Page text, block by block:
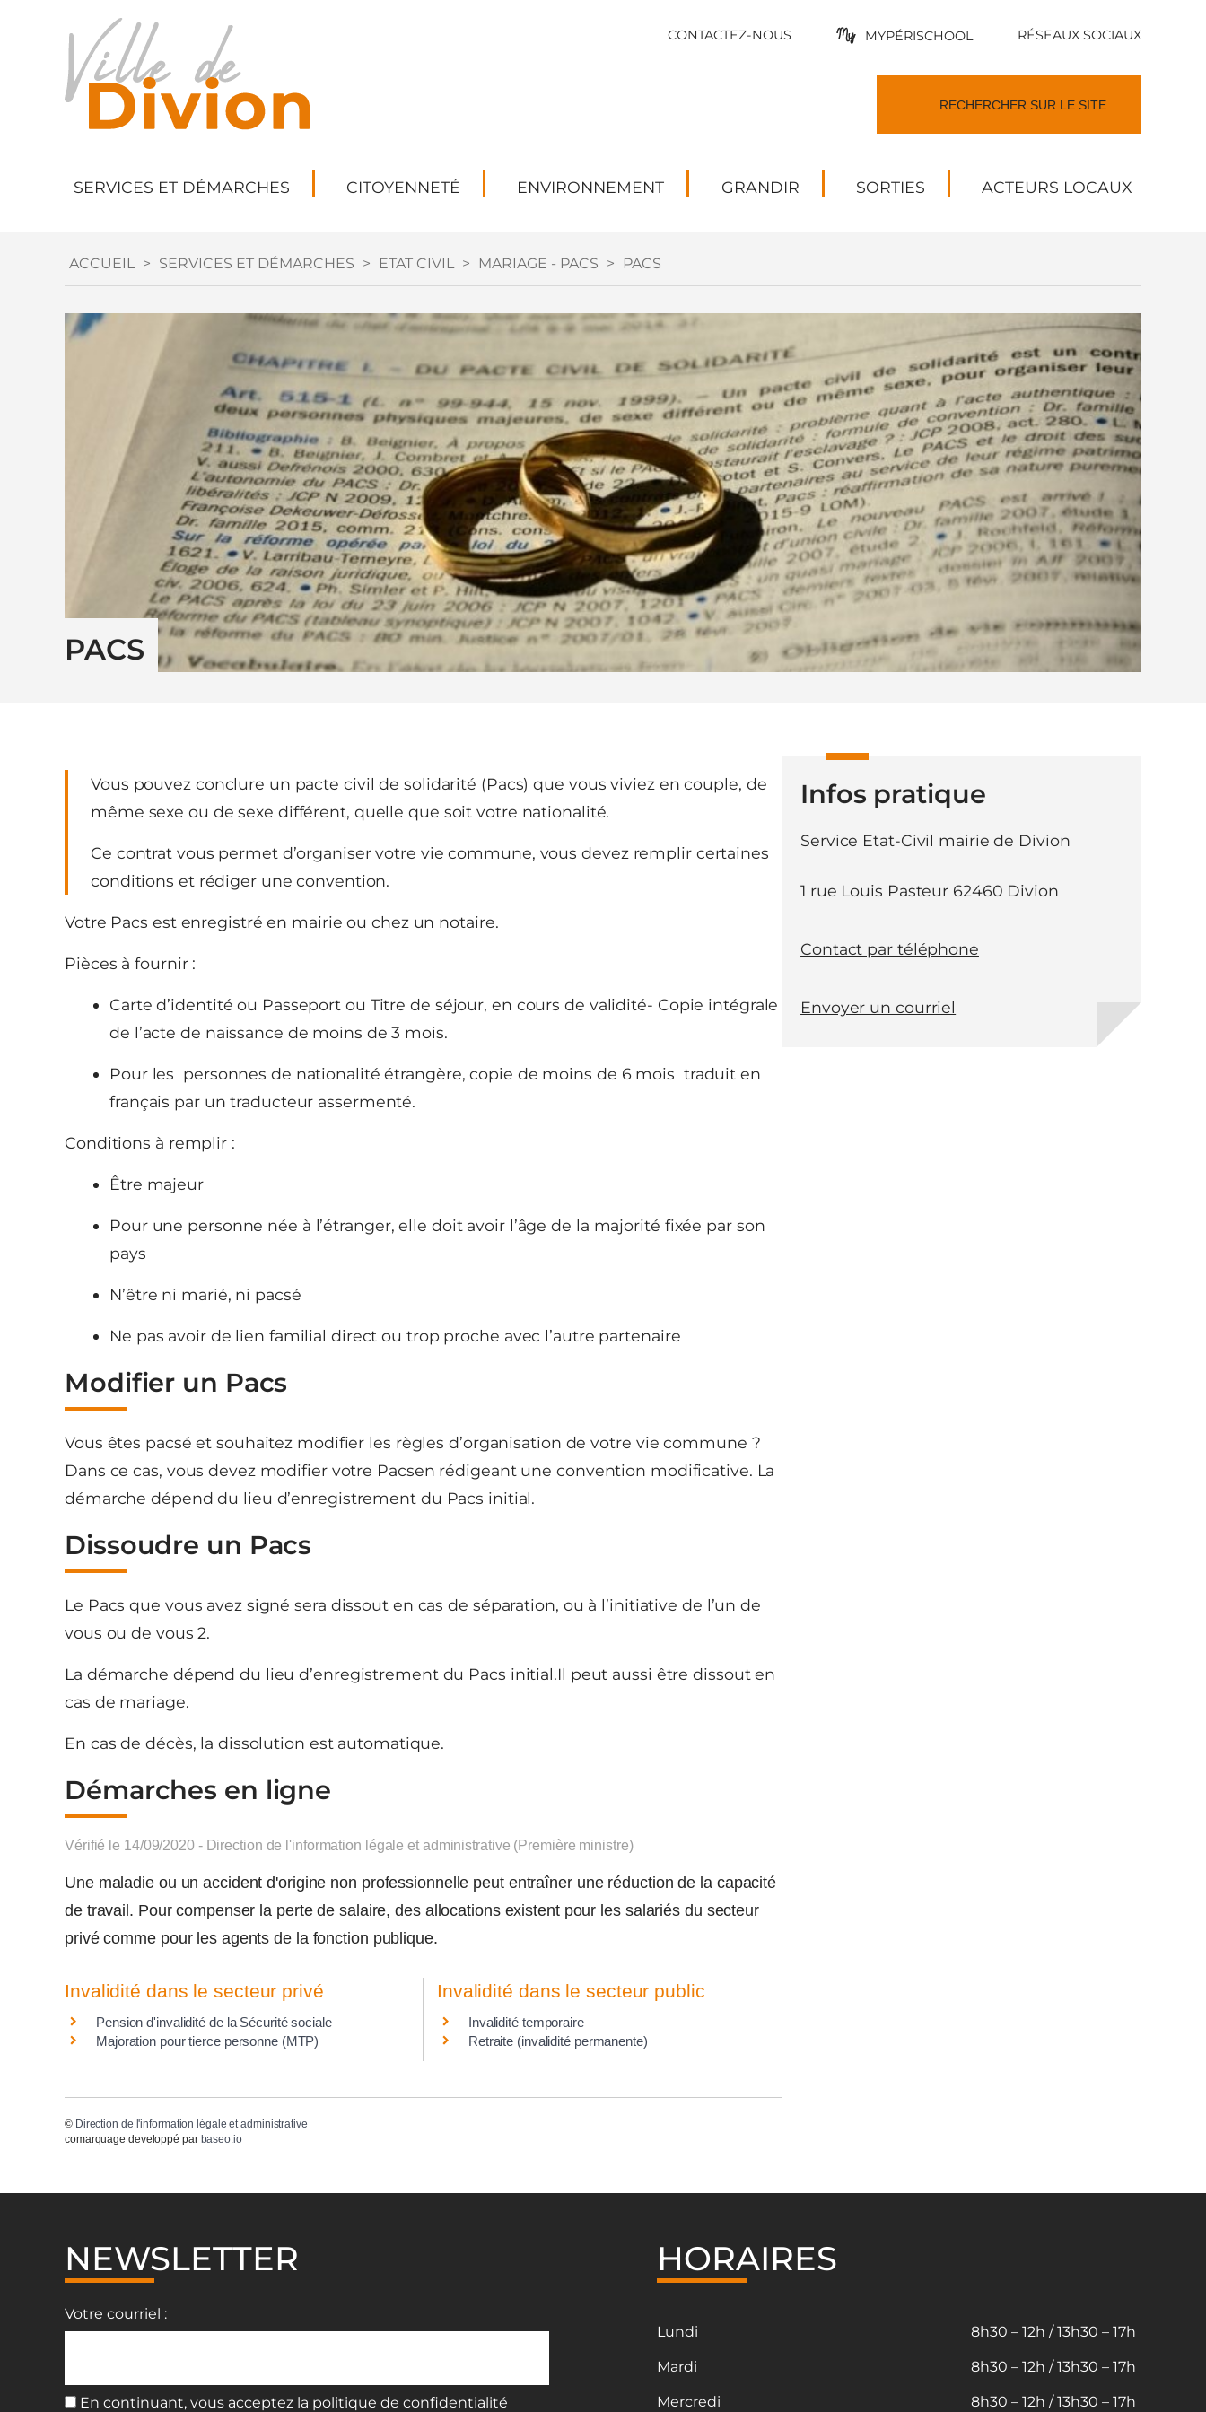
CONTACTEZ-NOUS MYPÉRISCHOOL RÉSEAUX SOCIAUX
SERVICES ET DÉMARCHES CITOYENNETÉ ENVIRONNEMENT GRANDIR SORTIES ACTEURS LOCAUX
ACCUEIL > SERVICES ET DÉMARCHES > ETAT CIVIL > MARIAGE - PACS > PACS
PACS
Vous pouvez conclure un pacte civil de solidarité (Pacs) que vous viviez en couple, de
même sexe ou de sexe différent, quelle que soit votre nationalité.
Ce contrat vous permet d’organiser votre vie commune, vous devez remplir certaines
conditions et rédiger une convention.
Votre Pacs est enregistré en mairie ou chez un notaire.
Pièces à fournir :
Carte d’identité ou Passeport ou Titre de séjour, en cours de validité- Copie intégrale
de l’acte de naissance de moins de 3 mois.
Pour les personnes de nationalité étrangère, copie de moins de 6 mois traduit en
français par un traducteur assermenté.
Conditions à remplir :
Être majeur
Pour une personne née à l’étranger, elle doit avoir l’âge de la majorité fixée par son
pays
N’être ni marié, ni pacsé
Ne pas avoir de lien familial direct ou trop proche avec l’autre partenaire
Modifier un Pacs
Vous êtes pacsé et souhaitez modifier les règles d’organisation de votre vie commune ?
Dans ce cas, vous devez modifier votre Pacsen rédigeant une convention modificative. La
démarche dépend du lieu d’enregistrement du Pacs initial.
Dissoudre un Pacs
Le Pacs que vous avez signé sera dissout en cas de séparation, ou à l’initiative de l’un de
vous ou de vous 2.
La démarche dépend du lieu d’enregistrement du Pacs initial.Il peut aussi être dissout en
cas de mariage.
En cas de décès, la dissolution est automatique.
Démarches en ligne
Vérifié le 14/09/2020 - Direction de l'information légale et administrative (Première ministre)
Une maladie ou un accident d'origine non professionnelle peut entraîner une réduction de la capacité
de travail. Pour compenser la perte de salaire, des allocations existent pour les salariés du secteur
privé comme pour les agents de la fonction publique.
Invalidité dans le secteur privé
Pension d'invalidité de la Sécurité sociale
Majoration pour tierce personne (MTP)
Invalidité dans le secteur public
Invalidité temporaire
Retraite (invalidité permanente)
© Direction de l'information légale et administrative
comarquage developpé par baseo.io
Infos pratique
Service Etat-Civil mairie de Divion
1 rue Louis Pasteur 62460 Divion
Contact par téléphone
Envoyer un courriel
NEWSLETTER
Votre courriel :
En continuant, vous acceptez la politique de confidentialité
HORAIRES
Lundi
Mardi
Mercredi
8h30 – 12h / 13h30 – 17h
8h30 – 12h / 13h30 – 17h
8h30 – 12h / 13h30 – 17h